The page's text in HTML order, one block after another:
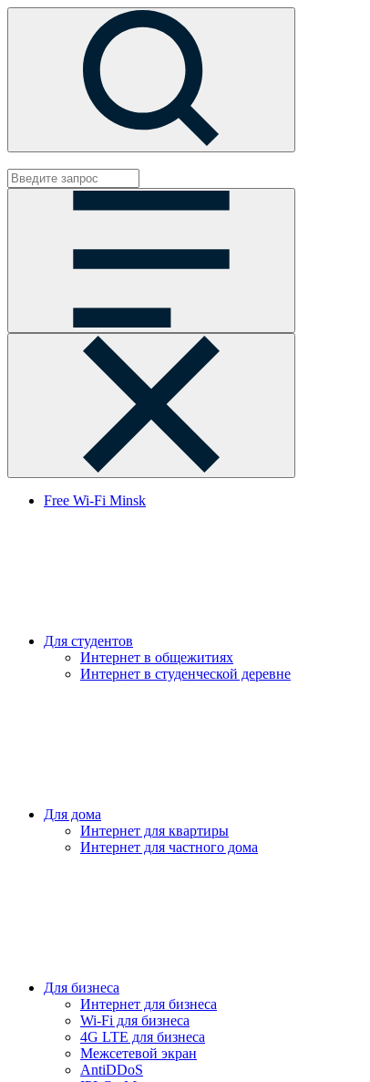
Free Wi-Fi Minsk
Для студентов
Интернет в общежитиях
Интернет в студенческой деревне
Для дома
Интернет для квартиры
Интернет для частного дома
Для бизнеса
Интернет для бизнеса
Wi-Fi для бизнеса
4G LTE для бизнеса
Межсетевой экран
AntiDDoS